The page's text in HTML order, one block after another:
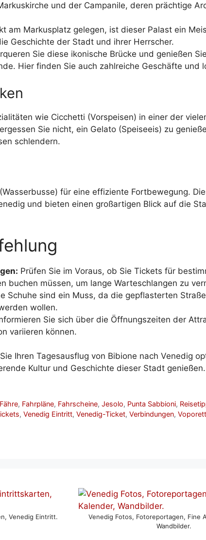
und der Campanile, deren prächtige
am Markusplatz gelegen, ist dieser Palast ein
Geschichte der Stadt und ihrer Herrscher.
Sie diese ikonische Brücke und genießen
Hier finden Sie auch zahlreiche Geschäfte und
wie Cicchetti (Vorspeisen) in einer der
Sie nicht, ein Gelato (Speiseeis) zu
schlendern.
für eine effiziente Fortbewegung.
und bieten einen großartigen Blick auf die
Prüfen Sie im Voraus, ob Sie Tickets für
buchen müssen, um lange Warteschlangen zu
Schuhe sind ein Muss, da die gepflasterten
wollen.
Sie sich über die Öffnungszeiten der
variieren können.
Ihren Tagesausflug von Bibione nach Venedig
Kultur und Geschichte dieser Stadt genießen.
Fähre, Fahrpläne, Fahrscheine,Jesolo, Punta Sabbioni,
, Venedig Eintritt, Venedig-Ticket, Verbindungen,
Venedig Eintritt.
Venedig Fotos, Fotoreportagen, Fine
Wandbilder.